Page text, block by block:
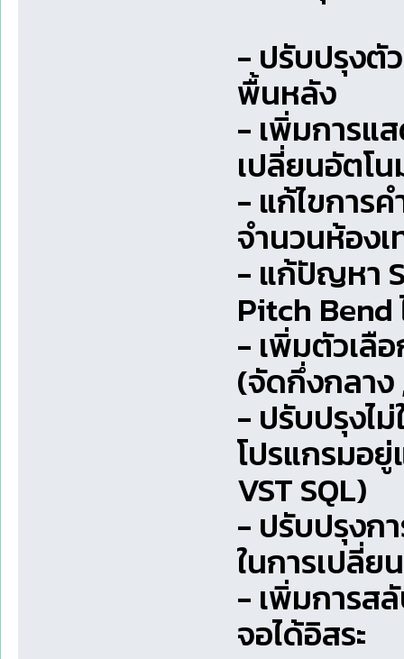
- ปรับปรุงตั
พื้นหลัง
- เพิ่มการแ
เปลี่ยนอัตโ
- แก้ไขการ
จำนวนห้อง
- แก้ปัญหา
Pitch Bend
- เพิ่มตัวเลื
(จัดกึ่งกลาง
- ปรับปรุงไ
โปรแกรมอ
VST SQL)
- ปรับปรุงก
ในการเปลี่
- เพิ่มการส
จอได้อิสระ